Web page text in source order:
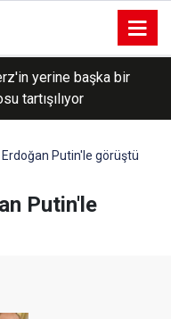
yerine başka bir
tartışılıyor
Putin'le görüştü
Putin'le